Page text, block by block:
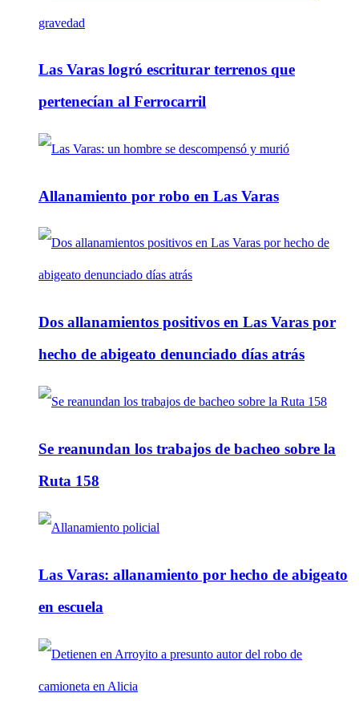
Las Varas logró escriturar terrenos que
pertenecían al Ferrocarril
Allanamiento por robo en Las Varas
Dos allanamientos positivos en Las Varas por
hecho de abigeato denunciado días atrás
Se reanundan los trabajos de bacheo sobre la
Ruta 158
Las Varas: allanamiento por hecho de abigeato
en escuela